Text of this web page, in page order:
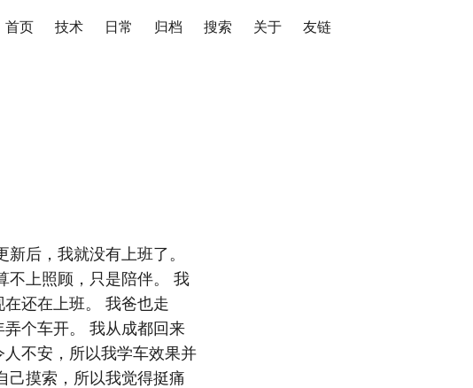
首页 技术 日常 归档 搜索 关于 友链
后，我就没有上班了。
不上照顾，只是陪伴。 我
还在上班。 我爸也走
个车开。 我从成都回来
不安，所以我学车效果并
己摸索，所以我觉得挺痛